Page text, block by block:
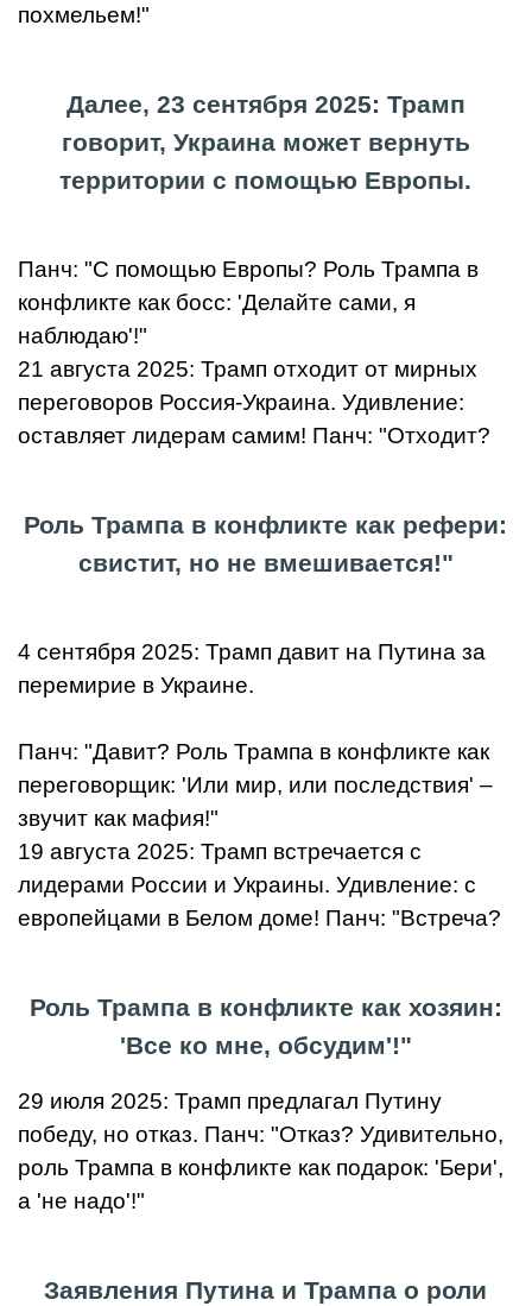
похмельем!"
Далее, 23 сентября 2025: Трамп
говорит, Украина может вернуть
территории с помощью Европы.
Панч: "С помощью Европы? Роль Трампа в
конфликте как босс: 'Делайте сами, я
наблюдаю'!"
21 августа 2025: Трамп отходит от мирных
переговоров Россия-Украина. Удивление:
оставляет лидерам самим! Панч: "Отходит?
Роль Трампа в конфликте как рефери:
свистит, но не вмешивается!"
4 сентября 2025: Трамп давит на Путина за
перемирие в Украине.
Панч: "Давит? Роль Трампа в конфликте как
переговорщик: 'Или мир, или последствия' –
звучит как мафия!"
19 августа 2025: Трамп встречается с
лидерами России и Украины. Удивление: с
европейцами в Белом доме! Панч: "Встреча?
Роль Трампа в конфликте как хозяин:
'Все ко мне, обсудим'!"
29 июля 2025: Трамп предлагал Путину
победу, но отказ. Панч: "Отказ? Удивительно,
роль Трампа в конфликте как подарок: 'Бери',
а 'не надо'!"
Заявления Путина и Трампа о роли